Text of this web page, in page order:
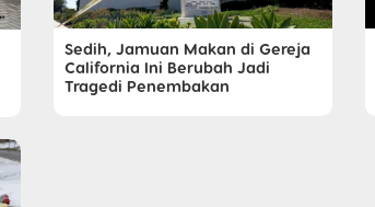
Sedih, Jamuan Makan di Gereja
California Ini Berubah Jadi
Tragedi Penembakan